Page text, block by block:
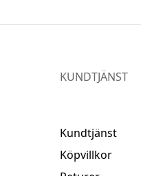
KUNDTJÄNST
Kundtjänst
Köpvillkor